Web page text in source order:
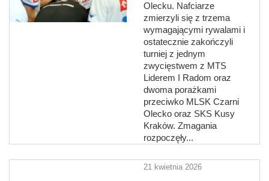
Olecku. Nafciarze
zmierzyli się z trzema
wymagającymi rywalami i
ostatecznie zakończyli
turniej z jednym
zwycięstwem z MTS
Liderem I Radom oraz
dwoma porażkami
przeciwko MLSK Czarni
Olecko oraz SKS Kusy
Kraków. Zmagania
rozpoczęły...
21 kwietnia 2026